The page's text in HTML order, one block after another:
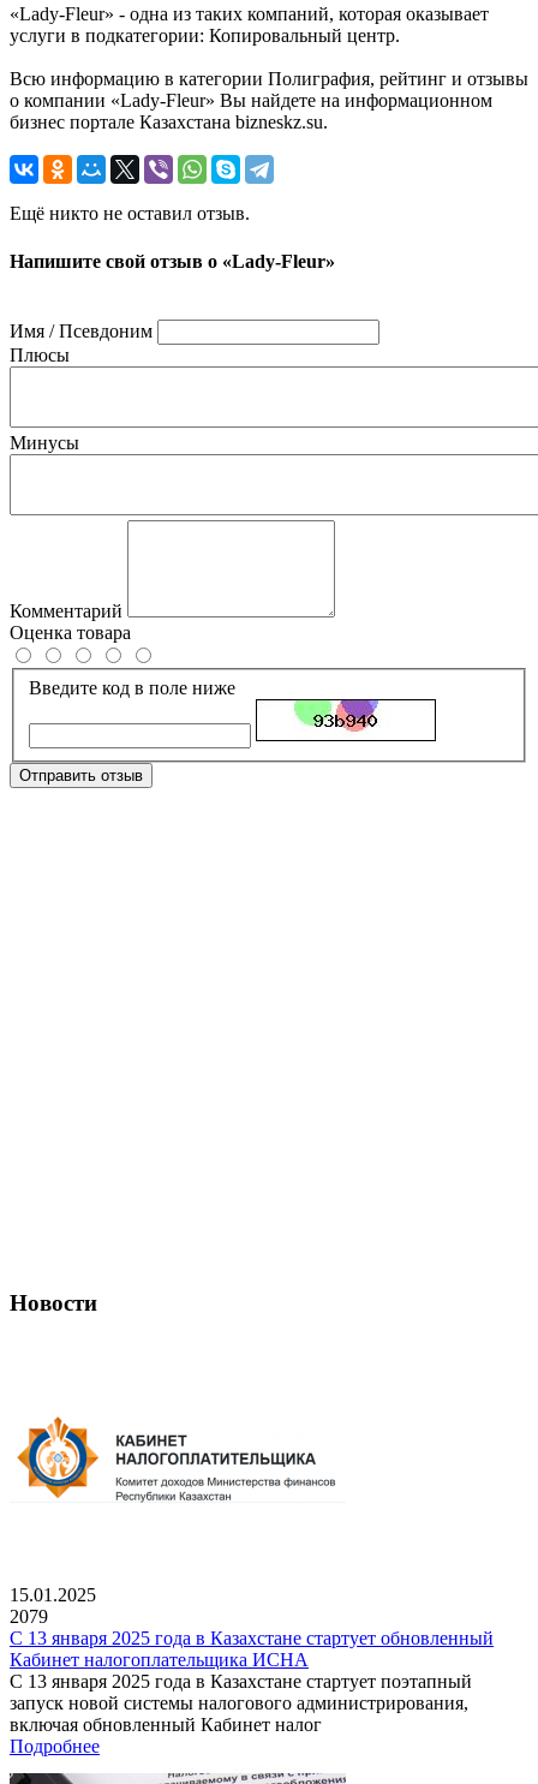
«Lady-Fleur» - одна из таких компаний, которая оказывает
услуги в подкатегории: Копировальный центр.
Всю информацию в категории Полиграфия, рейтинг и отзывы
о компании «Lady-Fleur» Вы найдете на информационном
бизнес портале Казахстана bizneskz.su.
Ещё никто не оставил отзыв.
Напишите свой отзыв о «Lady-Fleur»
Имя / Псевдоним
Плюсы
Минусы
Комментарий
Оценка товара
Введите код в поле ниже
Отправить отзыв
Новости
15.01.2025
2079
С 13 января 2025 года в Казахстане стартует обновленный
Кабинет налогоплательщика ИСНА
С 13 января 2025 года в Казахстане стартует поэтапный
запуск новой системы налогового администрирования,
включая обновленный Кабинет налог
Подробнее